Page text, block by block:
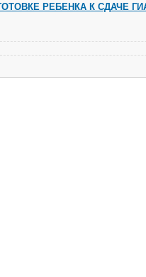
РЕБЕНКА К СДАЧЕ